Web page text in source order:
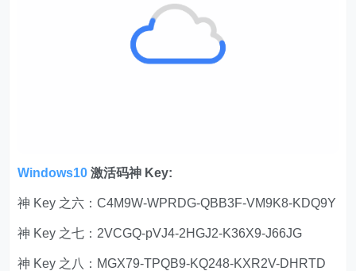
Windows10 激活码神 Key:
神 Key 之六：C4M9W-WPRDG-QBB3F-VM9K8-KDQ9Y
神 Key 之七：2VCGQ-pVJ4-2HGJ2-K36X9-J66JG
神 Key 之八：MGX79-TPQB9-KQ248-KXR2V-DHRTD